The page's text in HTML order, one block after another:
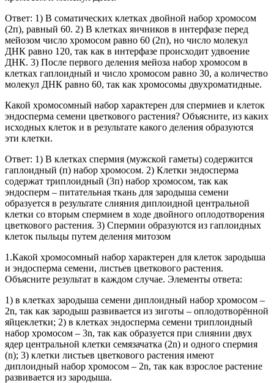
Ответ: 1) В соматических клетках двойной набор хромосом
(2п), равный 60. 2) В клетках яичников в интерфазе перед
мейозом число хромосом равно 60 (2п), но число молекул
ДНК равно 120, так как в интерфазе происходит удвоение
ДНК. 3) После первого деления мейоза набор хромосом в
клетках гаплоидный и число хромосом равно 30, а количество
молекул ДНК равно 60, так как хромосомы двухроматидные.
Какой хромосомный набор характерен для спермиев и клеток
эндосперма семени цветкового растения? Объясните, из каких
исходных клеток и в результате какого деления образуются
эти клетки.
Ответ: 1) В клетках спермия (мужской гаметы) содержится
гаплоидный (п) набор хромосом. 2) Клетки эндосперма
содержат триплоидный (3п) набор хромосом, так как
эндосперм – питательная ткань для зародыша семени
образуется в результате слияния диплоидной центральной
клетки со вторым спермием в ходе двойного оплодотворения
цветкового растения. 3) Спермии образуются из гаплоидных
клеток пыльцы путем деления митозом
1.Какой хромосомный набор характерен для клеток зародыша
и эндосперма семени, листьев цветкового растения.
Объясните результат в каждом случае. Элементы ответа:
1) в клетках зародыша семени диплоидный набор хромосом –
2n, так как зародыш развивается из зиготы – оплодотворённой
яйцеклетки; 2) в клетках эндосперма семени триплоидный
набор хромосом – 3n, так как образуется при слиянии двух
ядер центральной клетки семязачатка (2n) и одного спермия
(n); 3) клетки листьев цветкового растения имеют
диплоидный набор хромосом – 2n, так как взрослое растение
развивается из зародыша.